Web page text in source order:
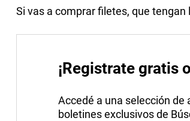
Si vas a comprar filetes, que
¡Registrate gratis
Accedé a una selección
boletines exclusivos de